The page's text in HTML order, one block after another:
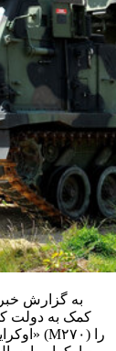
به گزارش خبر
کمک به دولت